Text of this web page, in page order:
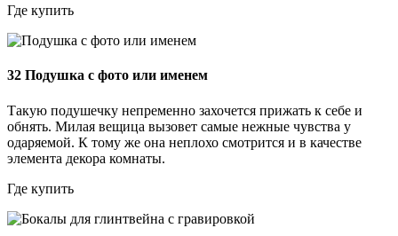
Где купить
32 Подушка с фото или именем
Такую подушечку непременно захочется прижать к себе и
обнять. Милая вещица вызовет самые нежные чувства у
одаряемой. К тому же она неплохо смотрится и в качестве
элемента декора комнаты.
Где купить